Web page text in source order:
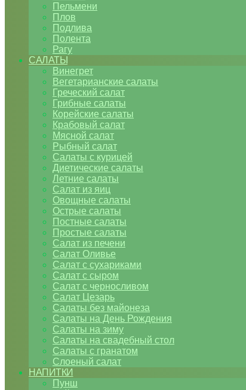
Пельмени
Плов
Подлива
Полента
Рагу
САЛАТЫ
Винегрет
Вегетарианские салаты
Греческий салат
Грибные салаты
Корейские салаты
Крабовый салат
Мясной салат
Рыбный салат
Салаты с курицей
Диетические салаты
Летние салаты
Салат из яиц
Овощные салаты
Острые салаты
Постные салаты
Простые салаты
Салат из печени
Салат Оливье
Салат с сухариками
Салат с сыром
Салат с черносливом
Салат Цезарь
Салаты без майонеза
Салаты на День Рождения
Салаты на зиму
Салаты на свадебный стол
Салаты с гранатом
Слоеный салат
НАПИТКИ
Пунш